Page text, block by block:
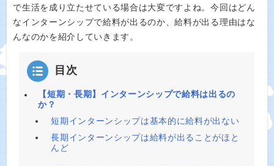
で生活を成り立たせている場合は大変ですよね。今回はどん
なインターンシップで給料が出るのか、給料が出る理由はな
んなのかを紹介していきます。
目次
【短期・長期】インターンシップで給料は出るの
か？
短期インターンシップは基本的に給料が出ない
長期インターンシップは給料が出ることがほと
んど